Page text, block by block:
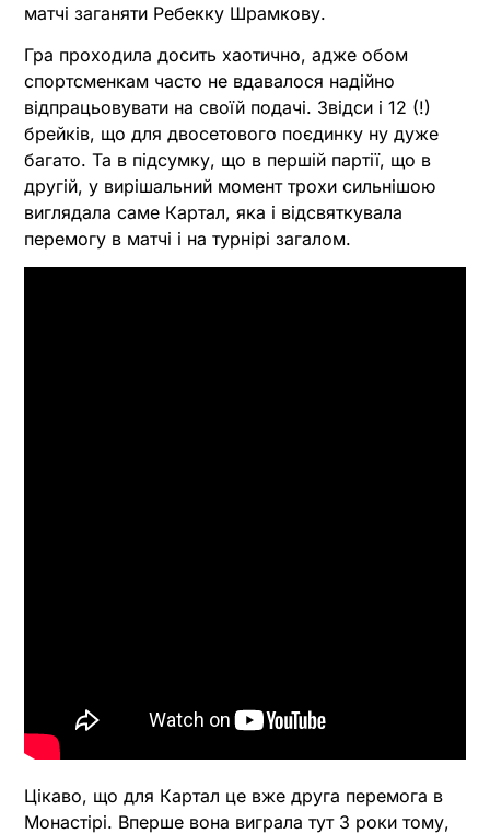
матчі заганяти Ребекку Шрамкову.
Гра проходила досить хаотично, адже обом
спортсменкам часто не вдавалося надійно
відпрацьовувати на своїй подачі. Звідси і 12 (!)
брейків, що для двосетового поєдинку ну дуже
багато. Та в підсумку, що в першій партії, що в
другій, у вирішальний момент трохи сильнішою
виглядала саме Картал, яка і відсвяткувала
перемогу в матчі і на турнірі загалом.
Цікаво, що для Картал це вже друга перемога в
Монастірі. Вперше вона виграла тут 3 роки тому,